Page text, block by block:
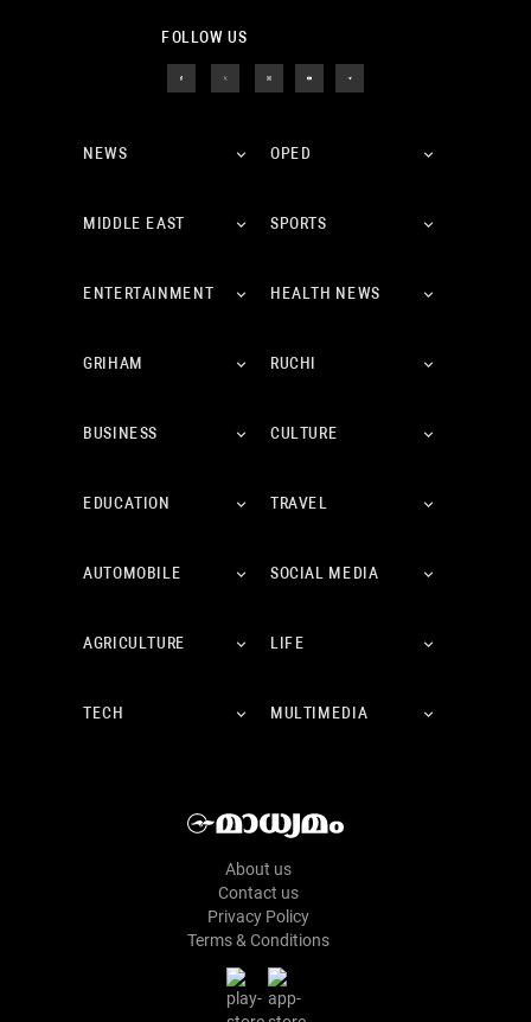
FOLLOW US
NEWS OPED
MIDDLE EAST SPORTS
ENTERTAINMENT HEALTH NEWS
GRIHAM RUCHI
BUSINESS CULTURE
EDUCATION TRAVEL
AUTOMOBILE SOCIAL MEDIA
AGRICULTURE LIFE
TECH MULTIMEDIA
About us
Contact us
Privacy Policy
Terms & Conditions